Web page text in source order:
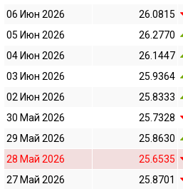
06 Июн 2026
26.0815
05 Июн 2026
26.2770
04 Июн 2026
26.1447
03 Июн 2026
25.9364
02 Июн 2026
25.8333
30 Май 2026
25.7328
29 Май 2026
25.8630
28 Май 2026
25.6535
27 Май 2026
25.8701